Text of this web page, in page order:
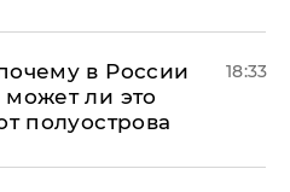
в России
ли это
полуострова
18:33